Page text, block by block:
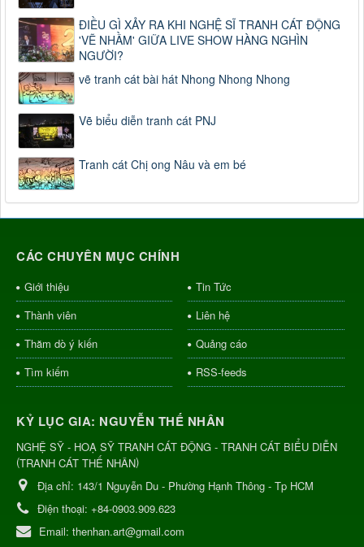
ĐIỀU GÌ XẢY RA KHI NGHỆ SĨ TRANH CÁT ĐỘNG
'VẼ NHẦM' GIỮA LIVE SHOW HÀNG NGHÌN
NGƯỜI?
vẽ tranh cát bài hát Nhong Nhong Nhong
Vẽ biểu diễn tranh cát PNJ
Tranh cát Chị ong Nâu và em bé
CÁC CHUYÊN MỤC CHÍNH
Giới thiệu
Tin Tức
Thành viên
Liên hệ
Thăm dò ý kiến
Quảng cáo
Tìm kiếm
RSS-feeds
KỶ LỤC GIA: NGUYỄN THẾ NHÂN
NGHỆ SỸ - HOẠ SỸ TRANH CÁT ĐỘNG - TRANH CÁT BIỂU DIỄN
(TRANH CÁT THẾ NHÂN)
Địa chỉ: 143/1 Nguyễn Du - Phường Hạnh Thông - Tp HCM
Điện thoại: +84-0903.909.623
Email: thenhan.art@gmail.com